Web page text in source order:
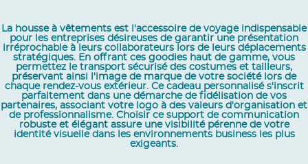
La housse à vêtements est l'accessoire de voyage indispensable
pour les entreprises désireuses de garantir une présentation
irréprochable à leurs collaborateurs lors de leurs déplacements
stratégiques. En offrant ces goodies haut de gamme, vous
permettez le transport sécurisé des costumes et tailleurs,
préservant ainsi l'image de marque de votre société lors de
chaque rendez-vous extérieur. Ce cadeau personnalisé s'inscrit
parfaitement dans une démarche de fidélisation de vos
partenaires, associant votre logo à des valeurs d'organisation et
de professionnalisme. Choisir ce support de communication
robuste et élégant assure une visibilité pérenne de votre
identité visuelle dans les environnements business les plus
exigeants.